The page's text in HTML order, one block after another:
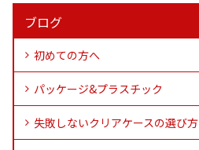
ブログ
初めての方へ
パッケージ&プラスチック
失敗しないクリアケースの選び方